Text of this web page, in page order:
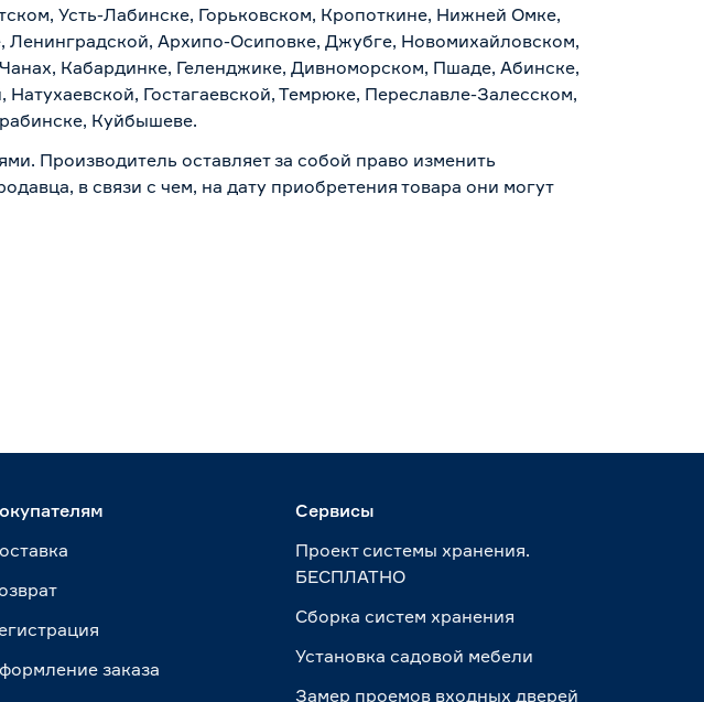
Усть-Лабинске, Горьковском, Кропоткине, Нижней Омке,
Архипо-Осиповке, Джубге, Новомихайловском,
Кабардинке, Геленджике, Дивноморском, Пшаде, Абинске,
Гостагаевской, Темрюке, Переславле-Залесском,
Куйбышеве.
Производитель оставляет за собой право изменить
в связи с чем, на дату приобретения товара они могут
заказа
Сервисы
Проект системы хранения.
БЕСПЛАТНО
Сборка систем хранения
Установка садовой мебели
Замер проемов входных дверей